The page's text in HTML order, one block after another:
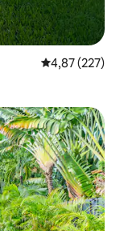
4,87 de uma
4,87 (227)